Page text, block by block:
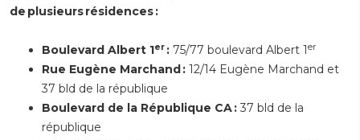
de plusieurs résidences :
Boulevard Albert 1er : 75/77 boulevard Albert 1er
Rue Eugène Marchand : 12/14 Eugène Marchand et
37 bld de la république
Boulevard de la République CA : 37 bld de la
république